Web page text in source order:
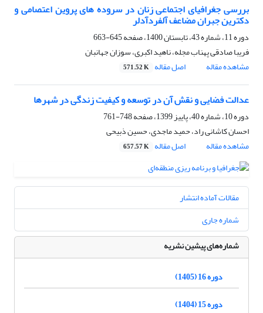
بررسی جغرافیای اجتماعی زنان در سروده های پروین اعتصامی و
دکترین جبران مضاعف آلفردآدلر
دوره 11، شماره 43، تابستان 1400، صفحه
645-663
فریبا صادقی پهناب مجله، ناهید اکبری، سوزان جهانبان
مشاهده مقاله
اصل مقاله 571.52 K
عدالت فضایی و نقش آن در توسعه و کیفیت زندگی در شهرها
دوره 10، شماره 40، پاییز 1399، صفحه
748-761
احسان کاشانی راد، حمید ماجدی، حسین ذبیحی
مشاهده مقاله
اصل مقاله 657.57 K
مقالات آماده انتشار
شماره جاری
شماره‌های پیشین نشریه
دوره 16 (1405)
دوره 15 (1404)